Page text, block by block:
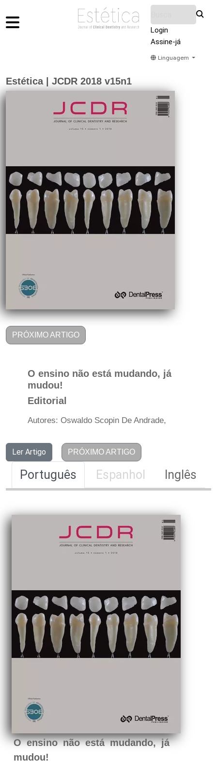
Login
Assine-já
Linguagem
Sobre Nós
Estética | JCDR 2018 v15n1
PRÓXIMO ARTIGO
O ensino não está mudando, já
mudou!
Editorial
Autores: Oswaldo Scopin De Andrade,
Ler Artigo PRÓXIMO ARTIGO
Português Espanhol Inglês
O ensino não está mudando, já
mudou!